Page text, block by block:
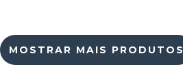
MOSTRAR MAIS PRODUTOS